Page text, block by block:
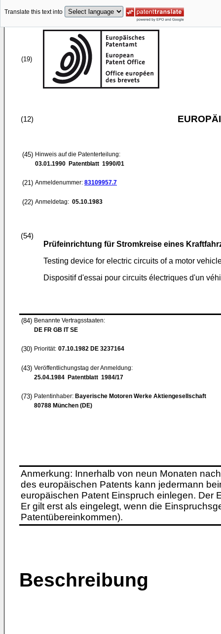
Translate this text into
(19)
(12)
(45) Hinweis auf die Patenterteilung:
03.01.1990 Patentblatt 1990/01
(21) Anmeldenummer: 83109957.7
(22) Anmeldetag: 05.10.1983
(54)
Prüfeinrichtung für Stromkreise eines
Testing device for electric circuits of a motor
Dispositif d'essai pour circuits électriques d'un
(84) Benannte Vertragsstaaten:
DE FR GB IT SE
(30) Priorität: 07.10.1982 DE 3237164
(43) Veröffentlichungstag der Anmeldung:
25.04.1984 Patentblatt 1984/17
(73) Patentinhaber: Bayerische Motoren Werke Aktiengesellschaft
80788 München (DE)
Anmerkung: Innerhalb von neun Monaten
des europäischen Patents kann jedermann
europäischen Patent Einspruch einlegen. Der
Er gilt erst als eingelegt, wenn die
Patentübereinkommen).
Beschreibung